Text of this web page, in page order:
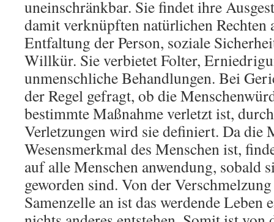
uneinschränkbar. Sie findet ihre
damit verknüpften natürlichen Rechten
Entfaltung der Person, soziale
Willkür. Sie verbietet Folter,
unmenschliche Behandlungen. Bei
der Regel gefragt, ob die
bestimmte Maßnahme verletzt ist,
Verletzungen wird sie definiert. Da die
Wesensmerkmal des Menschen ist,
auf alle Menschen anwendung, sobald
geworden sind. Von der
Samenzelle an ist das werdende Leben